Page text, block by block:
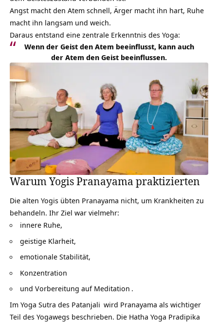
Angst macht den Atem schnell, Ärger macht ihn hart, Ruhe
macht ihn langsam und weich.
Daraus entstand eine zentrale Erkenntnis des Yoga:
Wenn der Geist den Atem beeinflusst, kann auch
der Atem den Geist beeinflussen.
Warum Yogis Pranayama praktizierten
Die alten Yogis übten Pranayama nicht, um Krankheiten zu
behandeln. Ihr Ziel war vielmehr:
innere Ruhe,
geistige Klarheit,
emotionale Stabilität,
Konzentration
und Vorbereitung auf Meditation .
Im Yoga Sutra des Patanjali wird Pranayama als wichtiger
Teil des Yogawegs beschrieben. Die Hatha Yoga Pradipika